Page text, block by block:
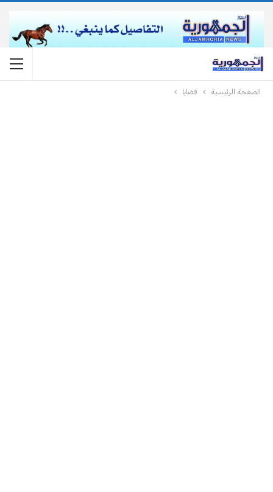
الصفحة الرئيسية قضايا